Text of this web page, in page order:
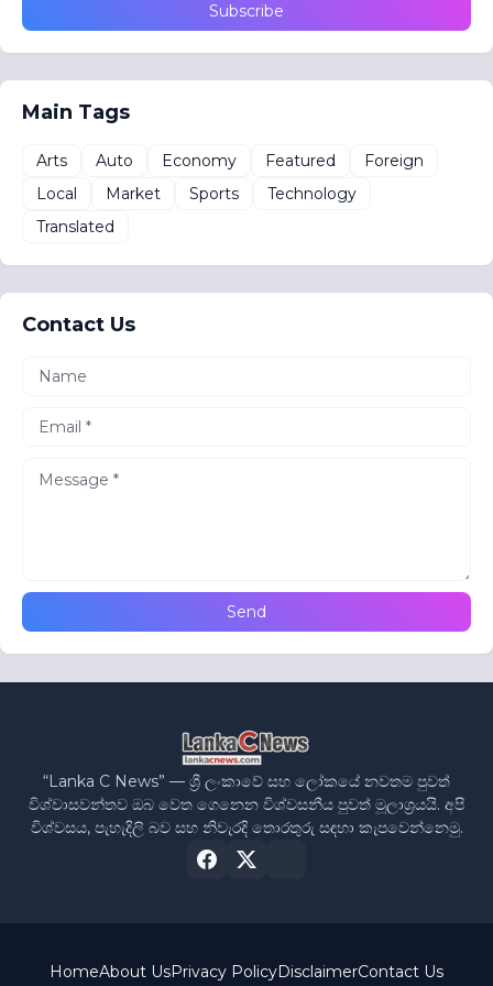
Main Tags
Arts Auto Economy Featured
Foreign
Local
Market Sports
Technology
Translated
Contact Us
“Lanka C News” — ශ්‍රී ලංකාවේ සහ ලෝකයේ නවතම පුවත්
විශ්වාසවන්තව ඔබ වෙත ගෙනෙන විශ්වසනීය පුවත් මූලාශ්‍රයයි. අපි
විශ්වසය, පැහැදිලි බව සහ නිවැරදි තොරතුරු සඳහා කැපවෙන්නෙමු.
HomeAbout UsPrivacy PolicyDisclaimerContact Us